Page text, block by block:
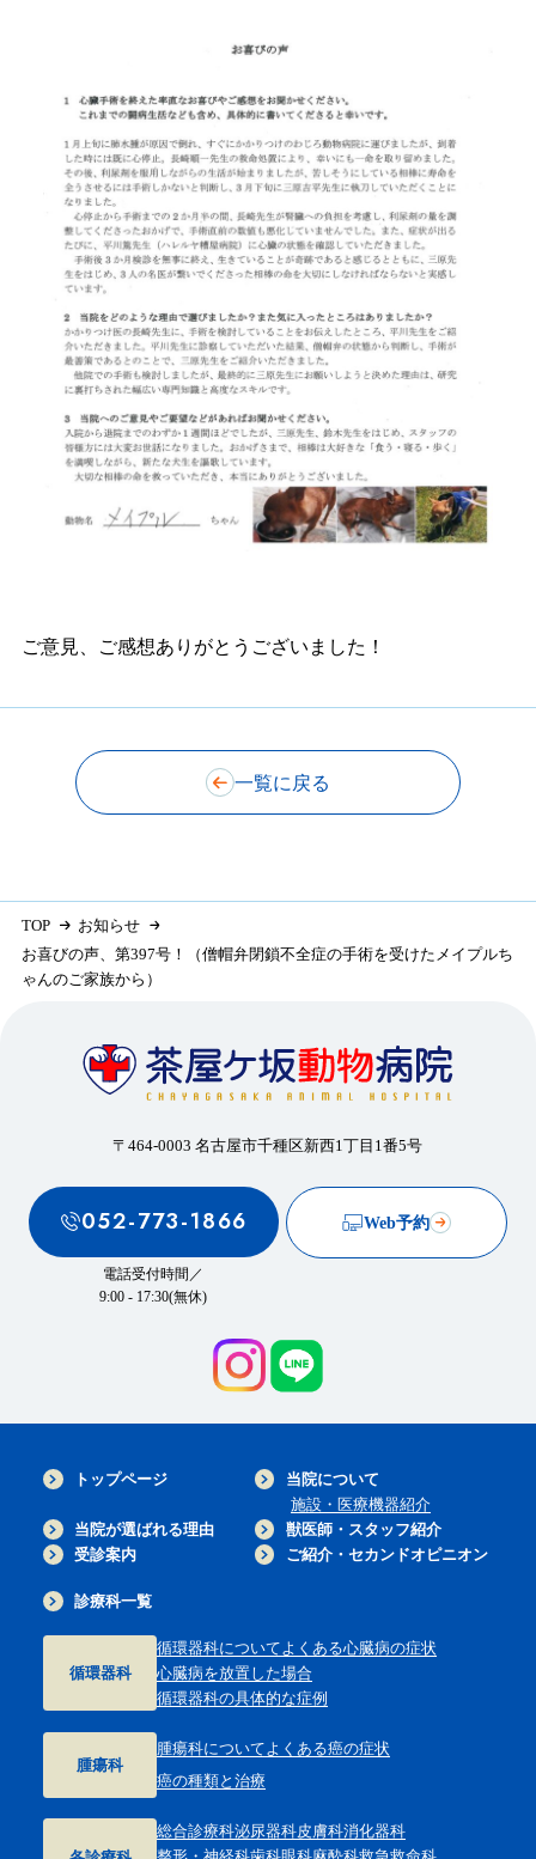
ご意見、ご感想ありがとうございました！
一覧に戻る
TOP
お知らせ
お喜びの声、第397号！（僧帽弁閉鎖不全症の手術を受けたメイプルち
ゃんのご家族から）
〒464-0003 名古屋市千種区新西1丁目1番5号
052-773-1866
電話受付時間／
9:00 - 17:30(無休)
Web予約
トップページ
当院について
施設・医療機器紹介
当院が選ばれる理由
獣医師・スタッフ紹介
受診案内
ご紹介・セカンドオピニオン
診療科一覧
循環器科
循環器科について よくある心臓病の症状
心臓病を放置した場合
循環器科の具体的な症例
腫瘍科
腫瘍科について よくある癌の症状
癌の種類と治療
総合診療科泌尿器科皮膚科消化器科